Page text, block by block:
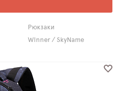
Рюкзаки
Winner / SkyName